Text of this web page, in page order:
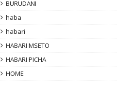
BURUDANI
haba
habari
HABARI MSETO
HABARI PICHA
HOME